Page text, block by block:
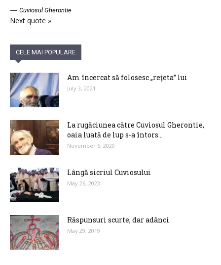
— Cuviosul Gherontie
Next quote »
CELE MAI POPULARE
Am încercat să folosesc „reţeta” lui
July 3, 2021
La rugăciunea către Cuviosul Gherontie,
oaia luată de lup s-a întors...
November 6, 2020
Lângă sicriul Cuviosului
May 26, 2023
Răspunsuri scurte, dar adânci
May 29, 2019